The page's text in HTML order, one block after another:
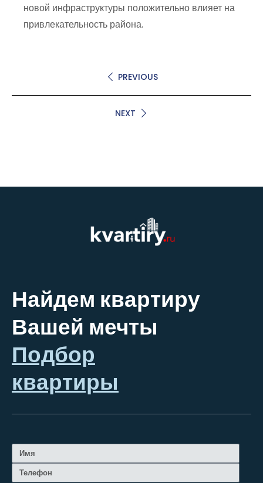
новой инфраструктуры положительно влияет на
привлекательность района.
PREVIOUS
NEXT
Найдем квартиру
Вашей мечты
Подбор
квартиры